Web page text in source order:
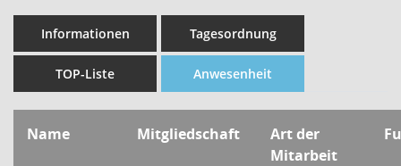
Informationen Tagesordnung
TOP-Liste Anwesenheit
Name Mitgliedschaft
Art der
Mitarbeit